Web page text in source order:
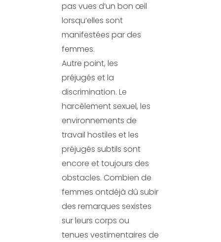
pas vues d’un bon œil
lorsqu’elles sont
manifestées par des
femmes.
Autre point, les
préjugés et la
discrimination. Le
harcèlement sexuel, les
environnements de
travail hostiles et les
préjugés subtils sont
encore et toujours des
obstacles. Combien de
femmes ontdéjà dû subir
des remarques sexistes
sur leurs corps ou
tenues vestimentaires de